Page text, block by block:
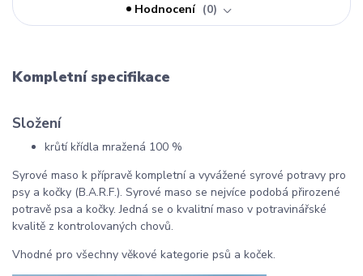
Hodnocení
0
Kompletní specifikace
Složení
krůtí křídla mražená 100 %
Syrové maso k přípravě kompletní a vyvážené syrové potravy pro
psy a kočky (B.A.R.F.). Syrové maso se nejvíce podobá přirozené
potravě psa a kočky. Jedná se o kvalitní maso v potravinářské
kvalitě z kontrolovaných chovů.
Vhodné pro všechny věkové kategorie psů a koček.